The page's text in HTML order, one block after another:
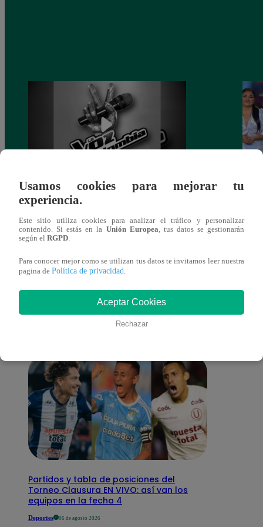
Muere exparticipante de La Voz Colombia
tras denunciar negligencia médica
La
También te puede
interesar
Partidos y tabla de posiciones del
Torneo Clausura EN VIVO: así van los
equipos en la fecha 4
Deportes 06 de agosto 2026
Usamos cookies para mejorar tu
experiencia.
Este sitio utiliza cookies para analizar el tráfico y personalizar
contenido. Si estás en la Unión Europea , tus datos se gestionarán
según el RGPD
Para conocer mejor como se utilizan tus datos te invitamos leer nuestra
pagina de Política de privacidad
Aceptar Cookies
Rechazar